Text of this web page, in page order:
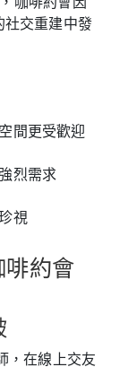
交重建中發
間更受歡迎
烈需求
視
啡約會
，在線上交友